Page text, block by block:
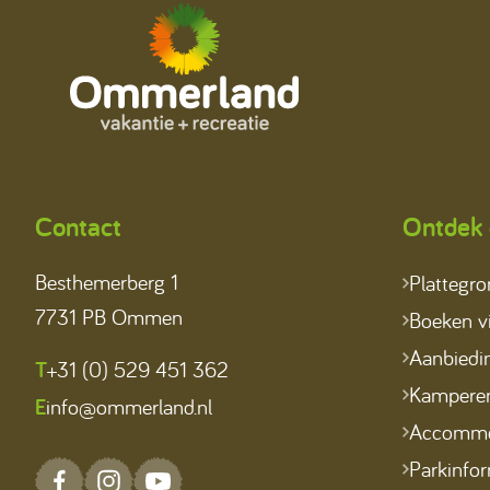
Contact
Besthemerberg 1
7731 PB Ommen
T+31 (0) 529 451 362
Einfo@ommerland.nl
Ontdek
Boeken